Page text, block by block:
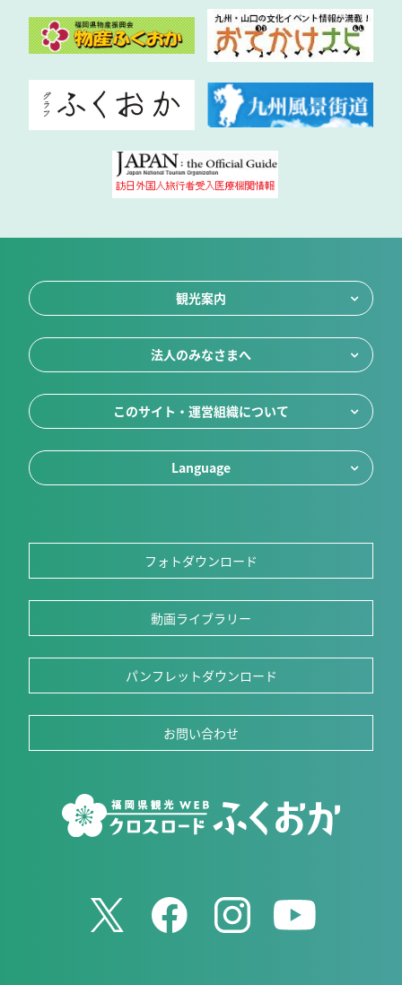
観光案内
法人のみなさまへ
このサイト・運営組織について
Language
フォトダウンロード
動画ライブラリー
パンフレットダウンロード
お問い合わせ